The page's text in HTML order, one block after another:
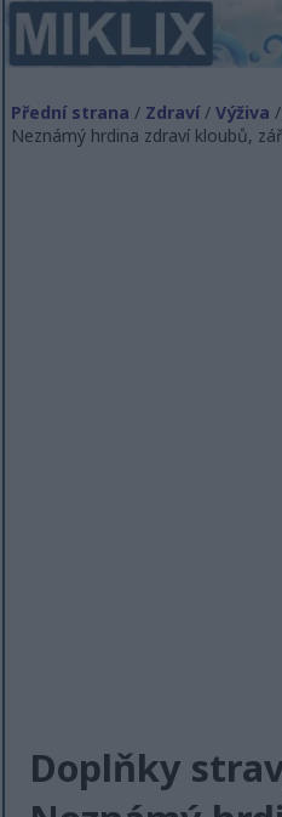
Přední strana / Zdraví/Výživa
Neznámý hrdina zdraví kloubů,
Doplňky